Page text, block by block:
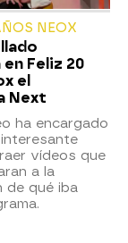
NEOX
Feliz 20
el
Next
ha encargado
vídeos que
a la
de qué iba